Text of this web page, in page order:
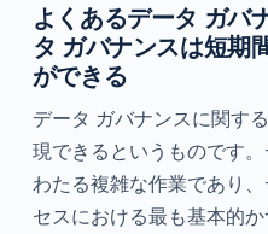
よくあるデータ ガバ
タ ガバナンスは短期
ができる
データ ガバナンスに関す
現できるというものです
わたる複雑な作業であり
セスにおける最も基本的